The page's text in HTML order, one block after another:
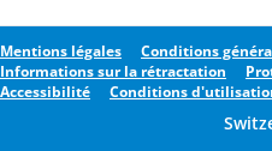
Mentions légales
Conditions
Informations sur la rétractation
Accessibilité
Conditions